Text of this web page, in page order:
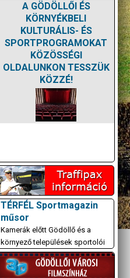
A GÖDÖLLŐI ÉS
KÖRNYÉKBELI
KULTURÁLIS- ÉS
SPORTPROGRAMOKAT
KÖZÖSSÉGI
OLDALUNKON TESSZÜK
KÖZZÉ!
TÉRFÉL Sportmagazin
műsor
Kamerák előtt Gödöllő és a
környező települések sportolói